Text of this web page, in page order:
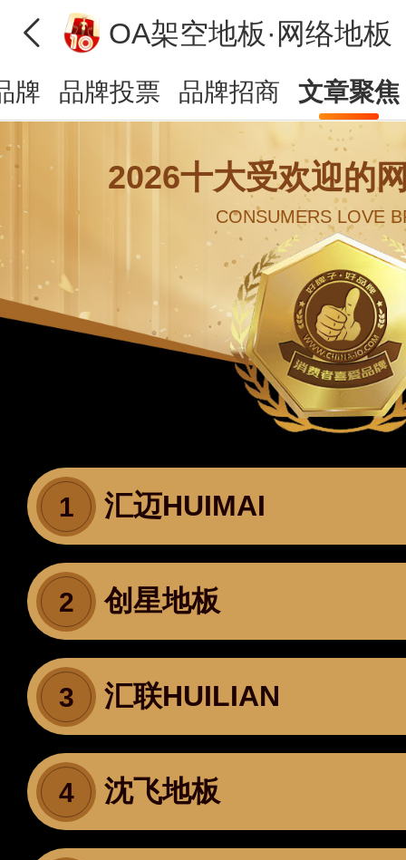
OA架空地板·网络地板
牌 品牌投票 品牌招商 文章聚焦
2026十大受欢迎的
CONSUMERS LOVE
1 汇迈HUIMAI
2 创星地板
3 汇联HUILIAN
4 沈飞地板